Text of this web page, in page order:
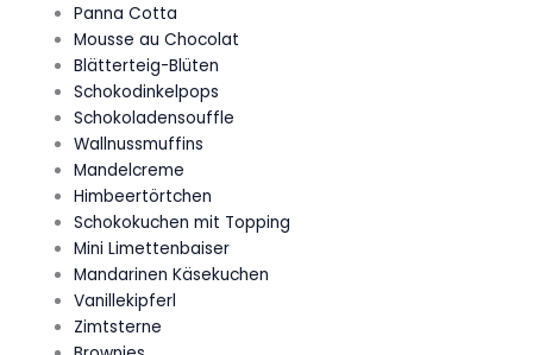
Panna Cotta
Mousse au Chocolat
Blätterteig-Blüten
Schokodinkelpops
Schokoladensouffle
Wallnussmuffins
Mandelcreme
Himbeertörtchen
Schokokuchen mit Topping
Mini Limettenbaiser
Mandarinen Käsekuchen
Vanillekipferl
Zimtsterne